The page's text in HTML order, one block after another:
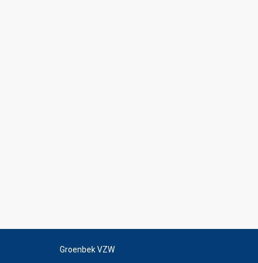
Groenbek VZW